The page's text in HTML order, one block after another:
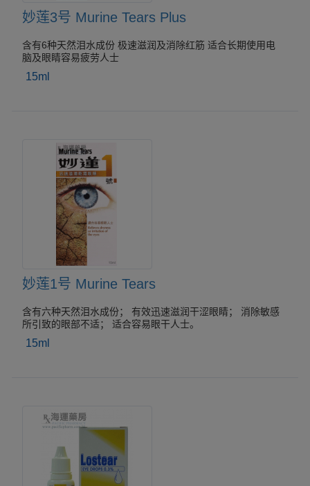
妙莲3号 Murine Tears Plus
含有6种天然泪水成份 极速滋润及消除红筋 适合长期使用电
脑及眼睛容易疲劳人士
15ml
妙莲1号 Murine Tears
含有六种天然泪水成份； 有效迅速滋润干涩眼睛； 消除敏感
所引致的眼部不适； 适合容易眼干人士。
15ml